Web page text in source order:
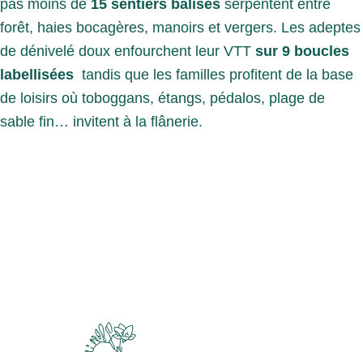
pas moins de 15 sentiers balisés serpentent entre
forêt, haies bocagères, manoirs et vergers. Les adeptes
de dénivelé doux enfourchent leur VTT sur 9 boucles
labellisées tandis que les familles profitent de la base
de loisirs où toboggans, étangs, pédalos, plage de
sable fin… invitent à la flânerie.